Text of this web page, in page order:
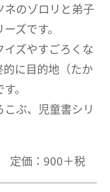
ネのゾロリと弟子
ズです。
ズやすごろくな
に目的地（たか
。
ぶ、児童書シリ
定価：900＋税